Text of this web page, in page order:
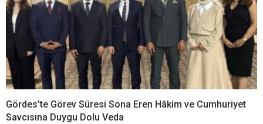
Gördes’te Görev Süresi Sona Eren Hâkim ve Cumhuriyet
Savcısına Duygu Dolu Veda